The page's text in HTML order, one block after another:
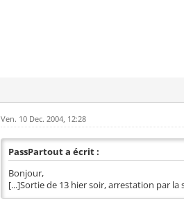
Ven. 10 Dec. 2004, 12:28
PassPartout a écrit :
Bonjour,
[...]Sortie de 13 hier soir, arrestation par